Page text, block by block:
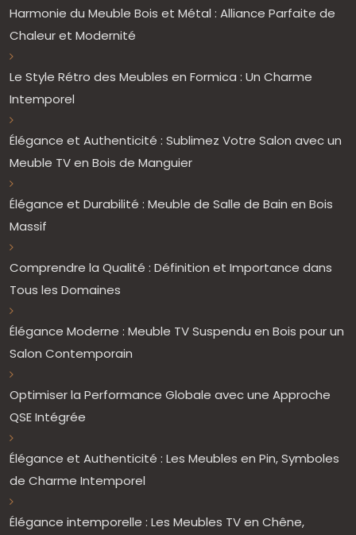
Harmonie du Meuble Bois et Métal : Alliance Parfaite de
Chaleur et Modernité
Le Style Rétro des Meubles en Formica : Un Charme
Intemporel
Élégance et Authenticité : Sublimez Votre Salon avec un
Meuble TV en Bois de Manguier
Élégance et Durabilité : Meuble de Salle de Bain en Bois
Massif
Comprendre la Qualité : Définition et Importance dans
Tous les Domaines
Élégance Moderne : Meuble TV Suspendu en Bois pour un
Salon Contemporain
Optimiser la Performance Globale avec une Approche
QSE Intégrée
Élégance et Authenticité : Les Meubles en Pin, Symboles
de Charme Intemporel
Élégance intemporelle : Les Meubles TV en Chêne,